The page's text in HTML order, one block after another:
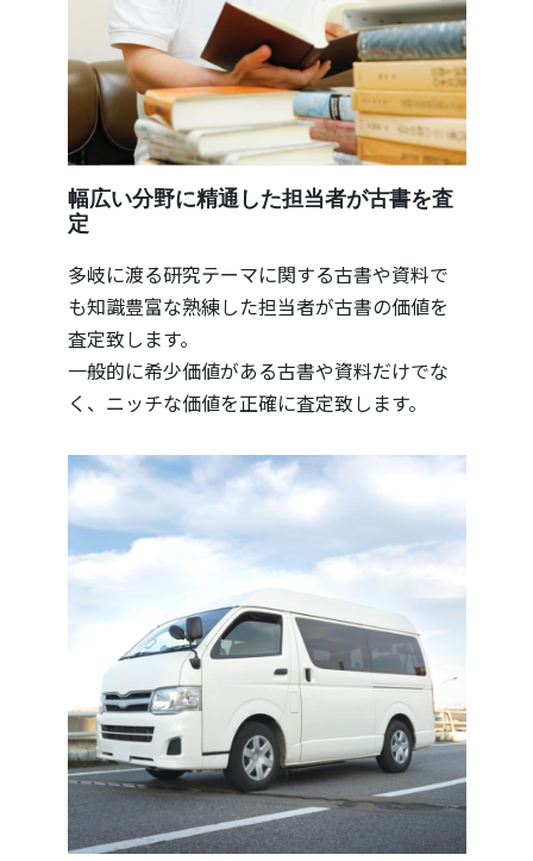
幅広い分野に精通した担当者が古書を査
定
多岐に渡る研究テーマに関する古書や資料で
も知識豊富な熟練した担当者が古書の価値を
査定致します。
一般的に希少価値がある古書や資料だけでな
く、ニッチな価値を正確に査定致します。